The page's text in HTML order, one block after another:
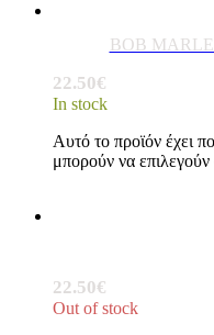
BOB
22.50€
In stock
Αυτό το προϊόν έχει
μπορούν να
22.50€
Out of stock